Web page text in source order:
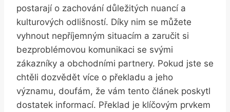
postarají o zachování důležitých nuancí a
kulturových odlišností. Díky nim se můžete
vyhnout nepříjemným situacím a zaručit si
bezproblémovou komunikaci se svými
zákazníky a obchodními partnery. Pokud jste se
chtěli dozvědět více o překladu a jeho
významu, doufám, že vám tento článek poskytl
dostatek informací. Překlad je klíčovým prvkem